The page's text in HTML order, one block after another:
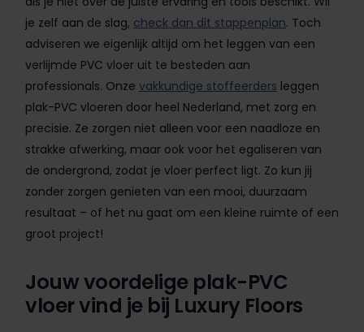
je zelf aan de slag, check dan dit stappenplan. Toch
adviseren we eigenlijk altijd om het leggen van een
verlijmde PVC vloer uit te besteden aan
professionals. Onze vakkundige stoffeerders leggen
plak-PVC vloeren door heel Nederland, met zorg en
precisie. Ze zorgen niet alleen voor een naadloze en
strakke afwerking, maar ook voor het egaliseren van
de ondergrond, zodat je vloer perfect ligt. Zo kun jij
zonder zorgen genieten van een mooi, duurzaam
resultaat – of het nu gaat om een kleine ruimte of een
groot project!
Jouw voordelige plak-PVC
vloer vind je bij Luxury Floors